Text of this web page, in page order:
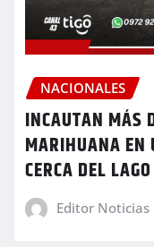
NACIONALES
INCAUTAN MÁS
MARIHUANA EN
CERCA DEL
Editor Noticias